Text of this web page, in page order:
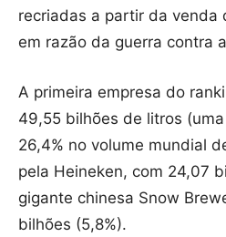
recriadas a partir da venda
em razão da guerra contra
A primeira empresa do
49,55 bilhões de litros
26,4% no volume mundial
pela Heineken, com 24,07
gigante chinesa Snow
bilhões (5,8%).